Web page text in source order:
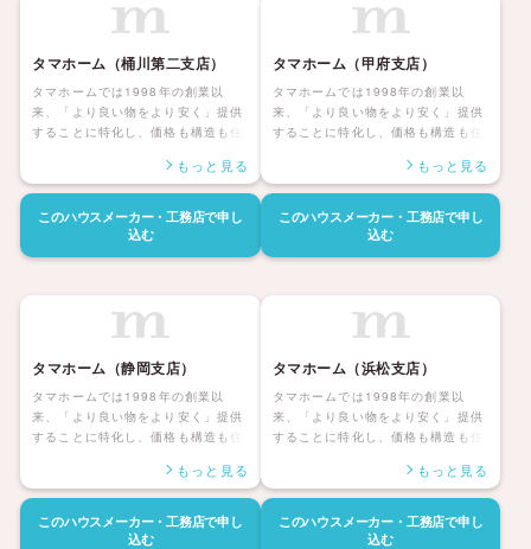
タマホーム（桶川第二支店）
タマホームでは1998年の創業以
来、「より良い物をより安く」提供
することに特化し、価格も構造も住
る「大安心の家シリーズ」を展開し
ています。災害にも強く家族みんな
が健康で安心して暮らせる家、アフ
ターサポートも自社社員にて対応し
フ、ハッピーホーム」を展開してい
もっと見る
このハウスメーカー・工務店で申し
込む
タマホーム（甲府支店）
タマホームでは1998年の創業以
来、「より良い物をより安く」提供
することに特化し、価格も構造も住
る「大安心の家シリーズ」を展開し
ています。災害にも強く家族みんな
が健康で安心して暮らせる家、アフ
ターサポートも自社社員にて対応し
フ、ハッピーホーム」を展開してい
もっと見る
このハウスメーカー・工務店で申し
込む
タマホーム（静岡支店）
タマホームでは1998年の創業以
来、「より良い物をより安く」提供
することに特化し、価格も構造も住
る「大安心の家シリーズ」を展開し
ています。災害にも強く家族みんな
が健康で安心して暮らせる家、アフ
ターサポートも自社社員にて対応し
もっと見る
このハウスメーカー・工務店で申し
込む
タマホーム（浜松支店）
タマホームでは1998年の創業以
来、「より良い物をより安く」提供
することに特化し、価格も構造も住
る「大安心の家シリーズ」を展開し
ています。災害にも強く家族みんな
が健康で安心して暮らせる家、アフ
ターサポートも自社社員にて対応し
もっと見る
このハウスメーカー・工務店で申し
込む